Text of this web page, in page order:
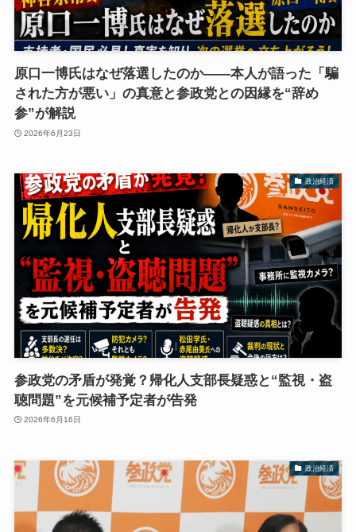
原口一博氏はなぜ落選したのか――本人が語った「騙
された方が悪い」の真意と参政党との因縁を“辞め
参”が解説
2026年6月23日
政治経済
参政党の矛盾が発覚？帰化人支部長疑惑と“監視・盗
聴問題”を元候補予定者が告発
2026年6月16日
政治経済